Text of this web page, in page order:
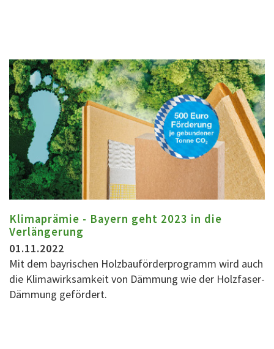
Klimaprämie - Bayern geht 2023 in die
Verlängerung
01.11.2022
Mit dem bayrischen Holzbauförderprogramm wird auch
die Klimawirksamkeit von Dämmung wie der Holzfaser-
Dämmung gefördert.